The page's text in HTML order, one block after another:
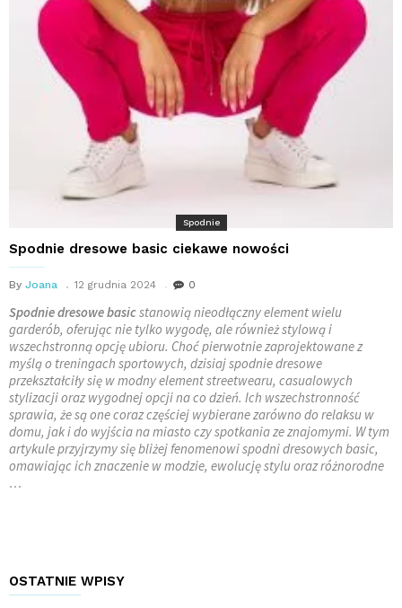
Spodnie
Spodnie dresowe basic ciekawe nowości
By Joana 12 grudnia 2024 0
Spodnie dresowe basicstanowią nieodłączny element wielu
garderób, oferując nie tylko wygodę, ale również stylową i
wszechstronną opcję ubioru. Choć pierwotnie zaprojektowane z
myślą o treningach sportowych, dzisiaj spodnie dresowe
przekształciły się w modny element streetwearu, casualowych
stylizacji oraz wygodnej opcji na co dzień. Ich wszechstronność
sprawia, że są one coraz częściej wybierane zarówno do relaksu w
domu, jak i do wyjścia na miasto czy spotkania ze znajomymi. W tym
artykule przyjrzymy się bliżej fenomenowi spodni dresowych basic,
omawiając ich znaczenie w modzie, ewolucję stylu oraz różnorodne
…
OSTATNIE WPISY